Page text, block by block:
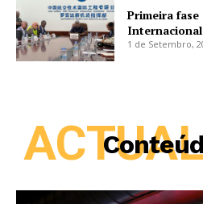
Primeira
1 de Setembro,